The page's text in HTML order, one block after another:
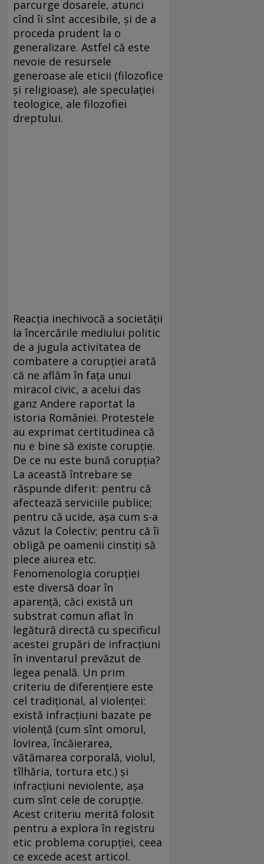
parcurge dosarele, atunci
cînd îi sînt accesibile, și de a
proceda prudent la o
generalizare. Astfel că este
nevoie de resursele
generoase ale eticii (filozofice
și religioase), ale speculației
teologice, ale filozofiei
dreptului.
Reacția inechivocă a societății
la încercările mediului politic
de a jugula activitatea de
combatere a corupției arată
că ne aflăm în fața unui
miracol civic, a acelui das
ganz Andere raportat la
istoria României. Protestele
au exprimat certitudinea că
nu e bine să existe corupție.
De ce nu este bună corupția?
La această întrebare se
răspunde diferit: pentru că
afectează serviciile publice;
pentru că ucide, așa cum s-a
văzut la Colectiv; pentru că îi
obligă pe oamenii cinstiți să
plece aiurea etc.
Fenomenologia corupției
este diversă doar în
aparență, căci există un
substrat comun aflat în
legătură directă cu specificul
acestei grupări de infracțiuni
în inventarul prevăzut de
legea penală. Un prim
criteriu de diferențiere este
cel tradițional, al violenței:
există infracțiuni bazate pe
violență (cum sînt omorul,
lovirea, încăierarea,
vătămarea corporală, violul,
tîlhăria, tortura etc.) și
infracțiuni neviolente, așa
cum sînt cele de corupție.
Acest criteriu merită folosit
pentru a explora în registru
etic problema corupției, ceea
ce excede acest articol.